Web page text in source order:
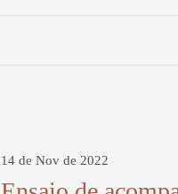
14 de Nov de 2022